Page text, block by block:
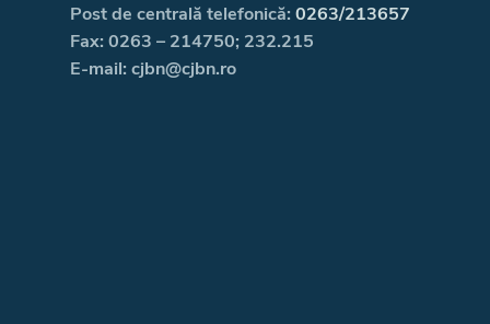
Post de centrală telefonică: 0263/213657
Fax: 0263 – 214750; 232.215
E-mail: cjbn@cjbn.ro